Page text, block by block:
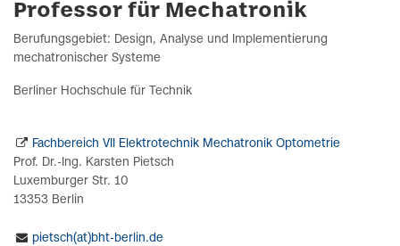
Professor für Mechatronik
Berufungsgebiet: Design, Analyse und Implementierung
mechatronischer Systeme
Berliner Hochschule für Technik
Fachbereich VII Elektrotechnik Mechatronik Optometrie
Prof. Dr.-Ing. Karsten Pietsch
Luxemburger Str. 10
13353 Berlin
pietsch(at)bht-berlin.de